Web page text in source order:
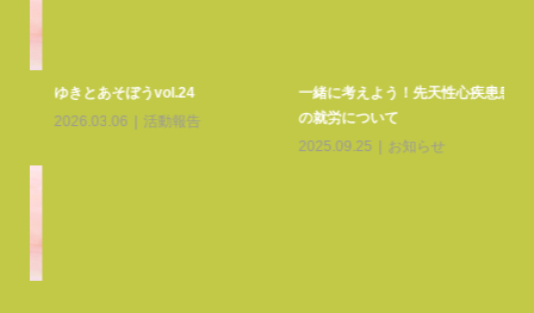
ゆきとあそぼうvol.24
2026.03.06
活動報告
一緒に考えよう！先天性心疾患患者
の就労について
2025.09.25
お知らせ